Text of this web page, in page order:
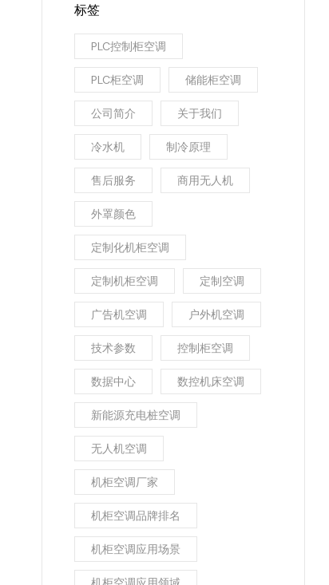
标签
PLC控制柜空调
PLC柜空调 储能柜空调
公司简介 关于我们
冷水机 制冷原理
售后服务 商用无人机
外罩颜色
定制化机柜空调
定制机柜空调 定制空调
广告机空调 户外机空调
技术参数 控制柜空调
数据中心 数控机床空调
新能源充电桩空调
无人机空调
机柜空调厂家
机柜空调品牌排名
机柜空调应用场景